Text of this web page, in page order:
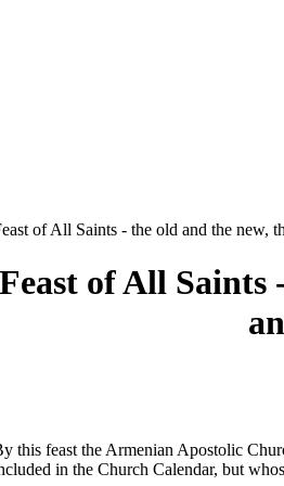
of All Saints - the old and the new,
Feast of All Saints
this feast the Armenian Apostolic
in the Church Calendar, but